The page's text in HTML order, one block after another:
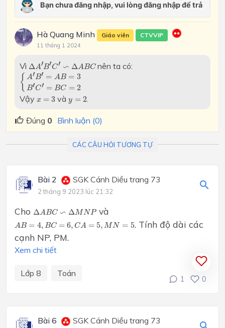
Hà Quang Minh Giáo viên CTVVIP
11 tháng 1 2024
Vì ΔA′B′C′ ∽ ΔA BC
Δ A′B′C′∽ AB C nên ta có:
{ A′B′ = AB = 3
B′C′ = BC = 2
{A ′B′=A B= 3B ′C′=B C =2
Vậy x = 3
x vày = 2
y
Đúng 0 Bình luận (0)
CÁC CÂU HỎI TƯƠNG TỰ
Bài 2 SGK Cánh Diều trang 73
2 tháng 9 2023 lúc 21:32
Cho ΔABC ∽ ΔMNP
Δ A BC∽ M NP và
AB = 4, BC = 6, CA = 5, MN = 5
A B= B C=6 A =5 M = 5
. Tính độ dài các
cạnh NP, PM.
Xem chi tiết
Lớp 8 Toán
1 0
Bài 6 SGK Cánh Diều trang 73